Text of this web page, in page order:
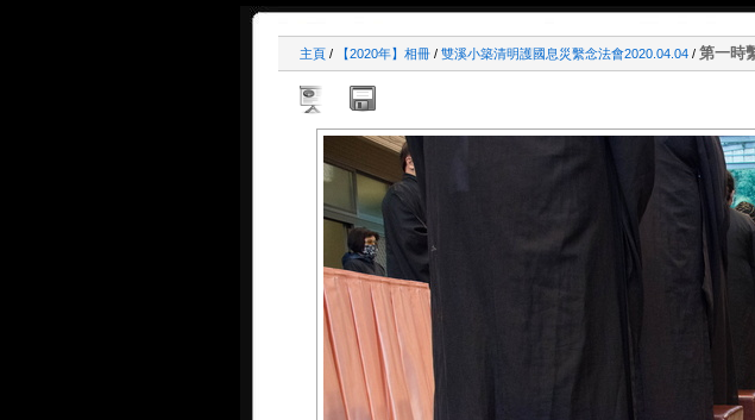
主頁 / 【2020年】相冊 / 雙溪小築清明護國息災繫念法會2020.04.04 / 第一時